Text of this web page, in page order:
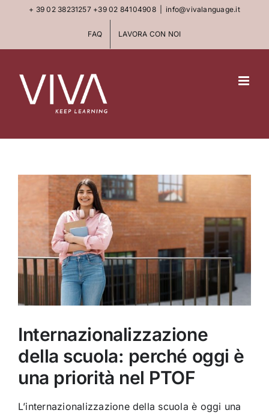
+ 39 02 38231257 +39 02 84104908 info@vivalanguage.it
FAQ LAVORA CON NOI
Internazionalizzazione
della scuola: perché oggi è
una priorità nel PTOF
L’internazionalizzazione della scuola è oggi una